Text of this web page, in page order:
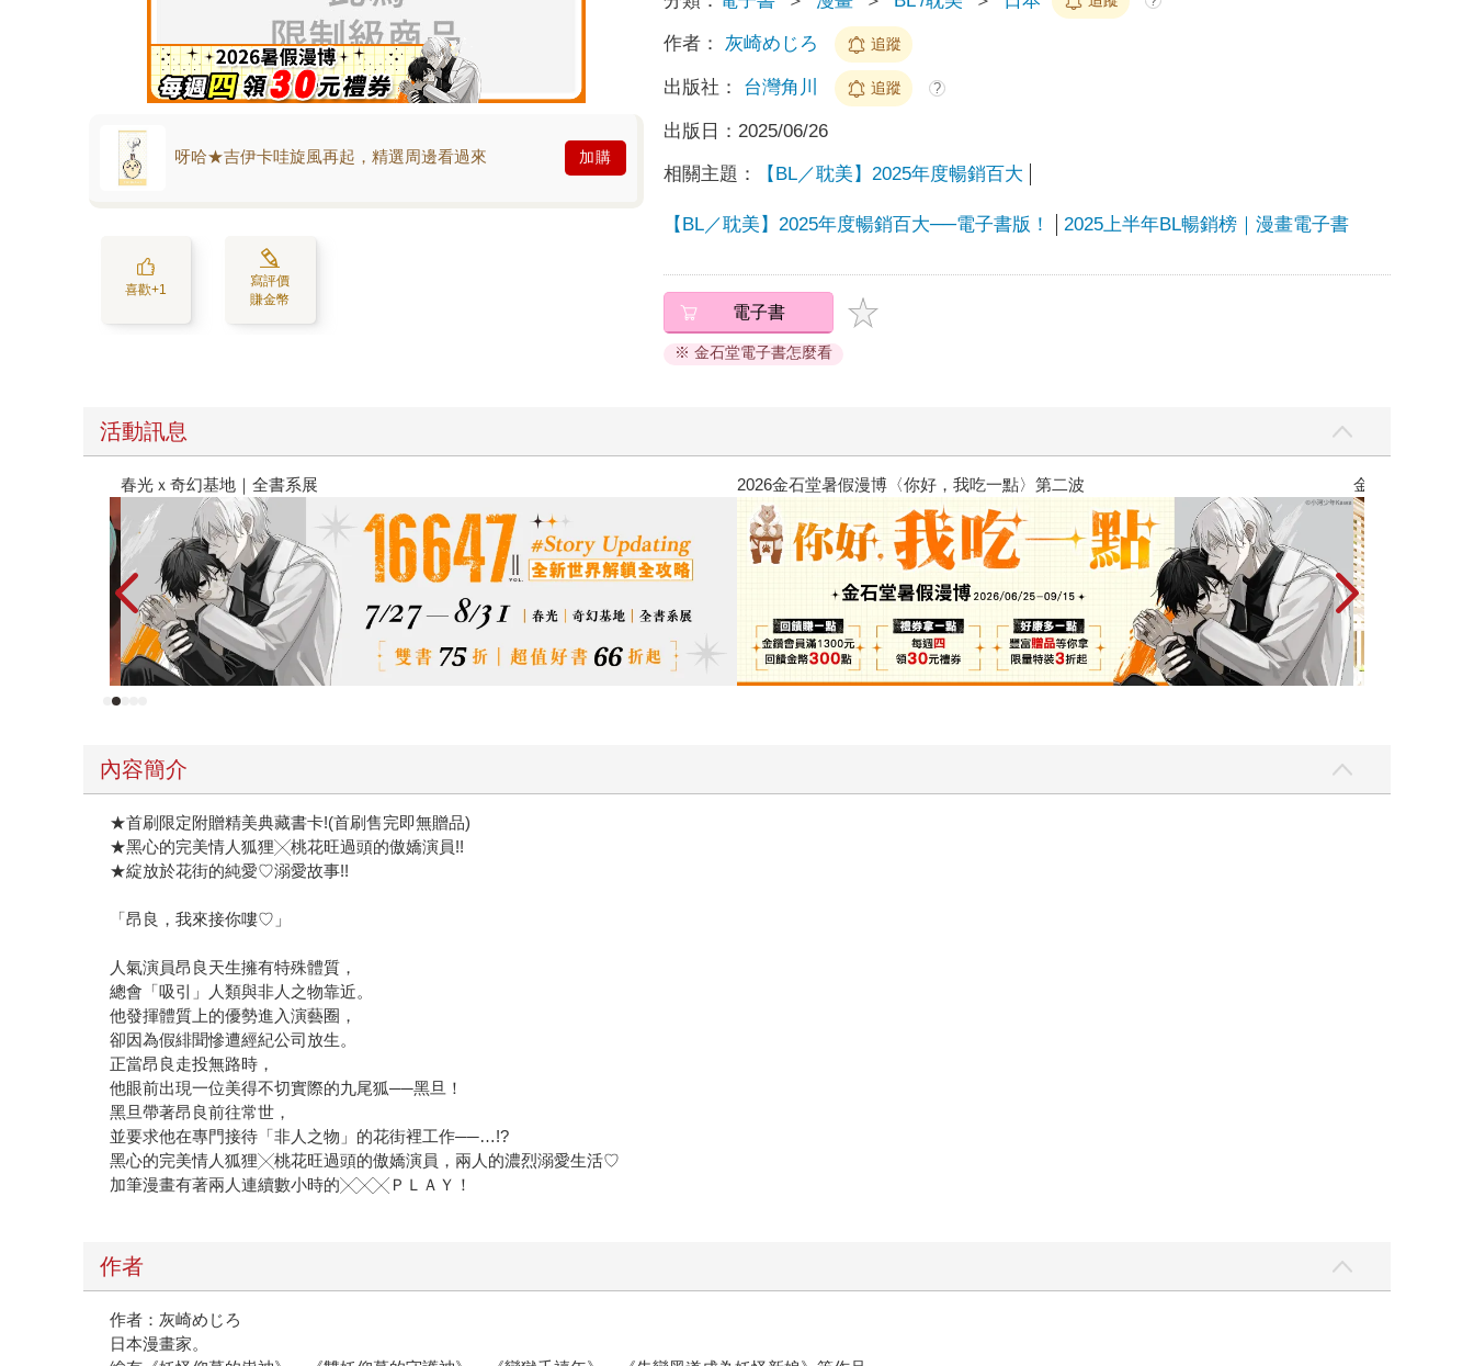
呀哈★吉伊卡哇旋風再起，精選周邊看過來 加購
喜歡+1
寫評價
賺金幣
作者： 灰崎めじろ 追蹤
出版社： 台灣角川 追蹤 ?
出版日： 2025/06/26
相關主題： 【BL／耽美】2025年度暢銷百大
【BL／耽美】2025年度暢銷百大──電子書版！ 2025上半年BL暢銷榜｜漫畫電子書
電子書
※ 金石堂電子書怎麼看
活動訊息
金石堂2026海外優惠：電子書
原本只是跟全校第一美少女商量彼此摯友的戀愛煩惱，不知不覺間她竟成為我最親近
的存在（１）
內容簡介
★首刷限定附贈精美典藏書卡!(首刷售完即無贈品)
★黑心的完美情人狐狸╳桃花旺過頭的傲嬌演員!!
★綻放於花街的純愛♡溺愛故事!!
「昂良，我來接你嘍♡」
人氣演員昂良天生擁有特殊體質，
總會「吸引」人類與非人之物靠近。
他發揮體質上的優勢進入演藝圈，
卻因為假緋聞慘遭經紀公司放生。
正當昂良走投無路時，
他眼前出現一位美得不切實際的九尾狐──黑旦！
黑旦帶著昂良前往常世，
並要求他在專門接待「非人之物」的花街裡工作──…!?
黑心的完美情人狐狸╳桃花旺過頭的傲嬌演員，兩人的濃烈溺愛生活♡
加筆漫畫有著兩人連續數小時的╳╳╳ＰＬＡＹ！
作者
作者：灰崎めじろ
日本漫畫家。